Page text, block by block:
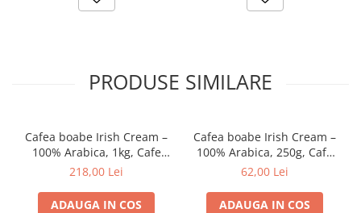
PRODUSE SIMILARE
Cafea boabe Irish Cream –
100% Arabica, 1kg, Cafe
Cult
218,00 Lei
ADAUGA IN COS
Cafea boabe Irish Cream –
100% Arabica, 250g, Cafe
Cult
62,00 Lei
ADAUGA IN COS